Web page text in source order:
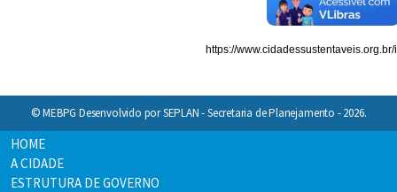
https://
© MEBPG Desenvolvido por SEPLAN - Secretaria de Planejamento - 2026.
HOME
A CIDADE
ESTRUTURA DE GOVERNO